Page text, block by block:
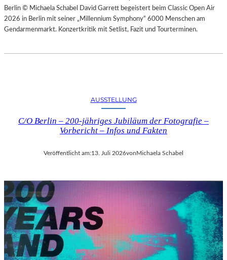
Berlin © Michaela Schabel David Garrett begeistert beim Classic Open Air
2026 in Berlin mit seiner „Millennium Symphony“ 6000 Menschen am
Gendarmenmarkt. Konzertkritik mit Setlist, Fazit und Tourterminen.
AUSSTELLUNG
C/O Berlin – 200-jähriges Jubiläum der Fotografie –
Vorbericht – Infos und Fakten
Veröffentlicht am:13. Juli 2026vonMichaela Schabel